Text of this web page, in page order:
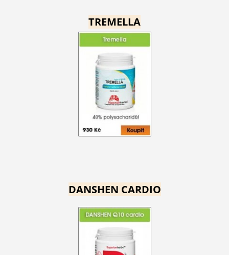
TREMELLA
DANSHEN CARDIO